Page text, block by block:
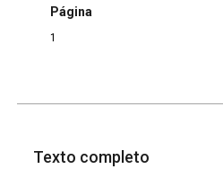
Página
1
Texto completo